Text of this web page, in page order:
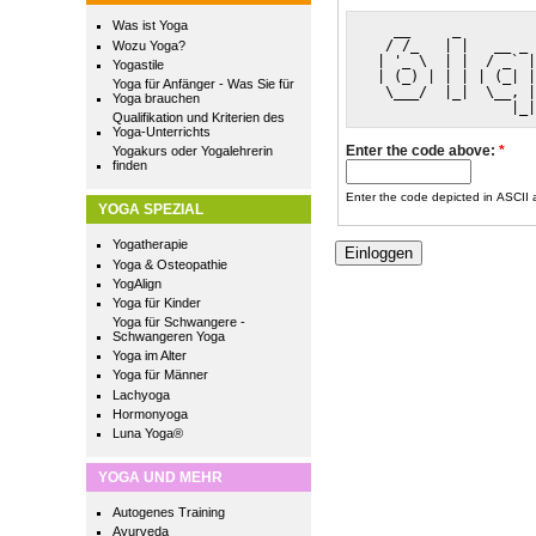
Was ist Yoga
Wozu Yoga?
Yogastile
Yoga für Anfänger - Was Sie für
Yoga brauchen
Qualifikation und Kriterien des
Yoga-Unterrichts
Yogakurs oder Yogalehrerin
finden
YOGA SPEZIAL
Yogatherapie
Yoga & Osteopathie
YogAlign
Yoga für Kinder
Yoga für Schwangere -
Schwangeren Yoga
Yoga im Alter
Yoga für Männer
Lachyoga
Hormonyoga
Luna Yoga®
YOGA UND MEHR
Autogenes Training
Ayurveda
/ /_   | |   __ _
| '_ \  | |  / _`
| (_) | | | | (_| |
\___/  |_|  \__,
Enter the code above: *
Enter the code depicted in ASCII